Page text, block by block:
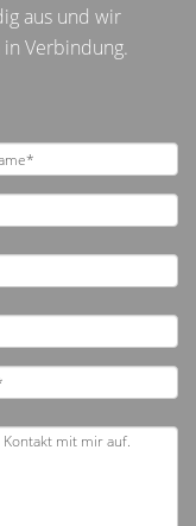
aus und wir
Verbindung.